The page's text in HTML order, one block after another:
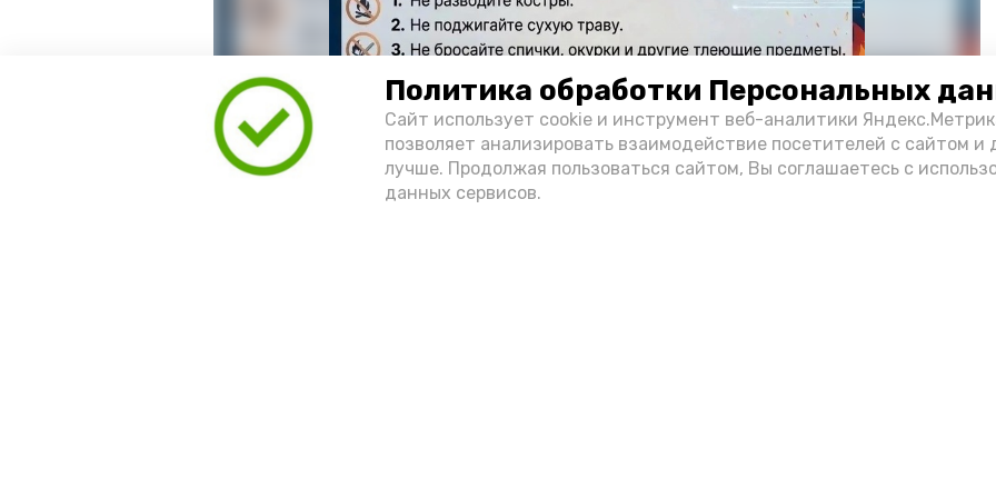
Политика обработки Персональных
Сайт использует cookie и инструмент веб-аналитики
позволяет анализировать взаимодействие посетителей с сайтом и
лучше. Продолжая пользоваться сайтом, Вы соглашаетесь с
данных сервисов.